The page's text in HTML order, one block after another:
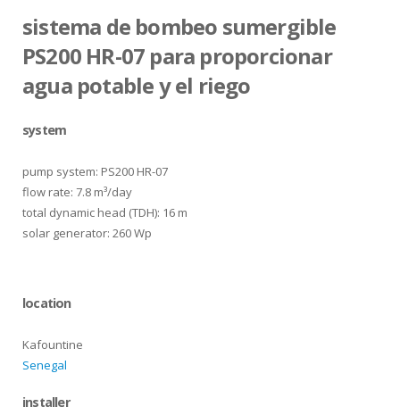
sistema de bombeo sumergible
PS200 HR-07 para proporcionar
agua potable y el riego
system
pump system: PS200 HR-07
flow rate: 7.8 m³/day
total dynamic head (TDH): 16 m
solar generator: 260 Wp
location
Kafountine
Senegal
installer